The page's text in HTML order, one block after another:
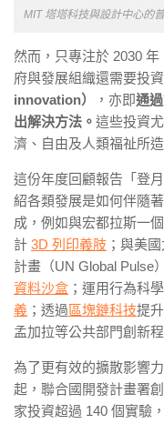
MIT 塔塔科技與設計中心的
然而，只專注於 2030 年
府與發展組織還需要投
innovation） ，亦即通
出解決方法。 這些投資
濟、自由及人類福祉所
這份年度回顧報告「登
紹各類發展是如何伴隨
成，例如與宏都拉斯一
計 3D 列印義肢 ；與美
計畫（UN Global Pulse
資料沙盒 ；運用行為科
義 ；透過區塊鏈科技提
孟加拉等公共部門創新
為了更有效的擴散影響
起，聯合國開發計畫署
家投資超過 140 個實驗